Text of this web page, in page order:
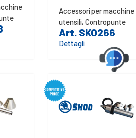
Accessori per macchine
utensili, Contropunte
Art. SKO266
Dettagli